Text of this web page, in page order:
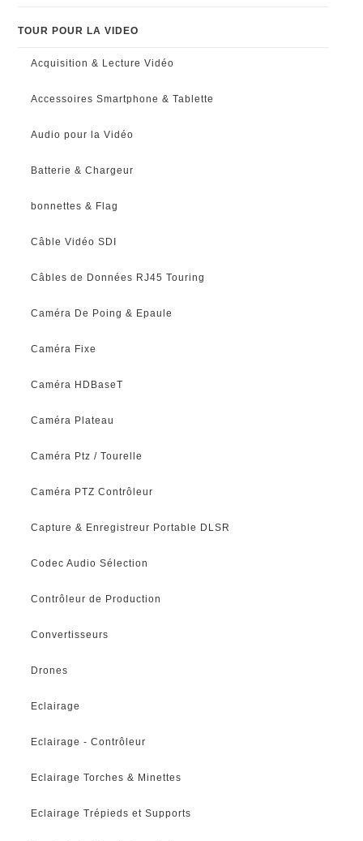
TOUR POUR LA VIDEO
Acquisition & Lecture Vidéo
Accessoires Smartphone & Tablette
Audio pour la Vidéo
Batterie & Chargeur
bonnettes & Flag
Câble Vidéo SDI
Câbles de Données RJ45 Touring
Caméra De Poing & Epaule
Caméra Fixe
Caméra HDBaseT
Caméra Plateau
Caméra Ptz / Tourelle
Caméra PTZ Contrôleur
Capture & Enregistreur Portable DLSR
Codec Audio Sélection
Contrôleur de Production
Convertisseurs
Drones
Eclairage
Eclairage - Contrôleur
Eclairage Torches & Minettes
Eclairage Trépieds et Supports